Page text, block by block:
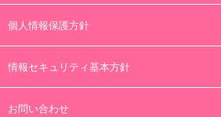
個人情報保護方針
情報セキュリティ基本方針
お問い合わせ